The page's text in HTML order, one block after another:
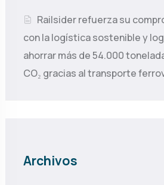
Railsider refuerza su
con la logística sostenible y
ahorrar más de 54.000
CO₂ gracias al transporte
Archivos